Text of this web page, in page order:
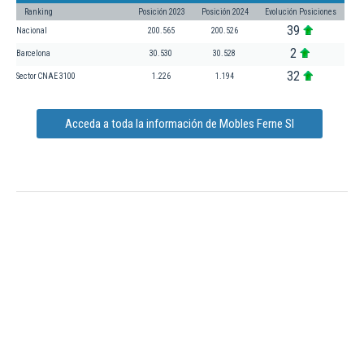
Ranking Posición 2023 Posición 2024 Evolución Posiciones
Nacional 200.565 200.526 39
Barcelona 30.530 30.528 2
Sector CNAE 3100 1.226 1.194 32
Acceda a toda la información de Mobles Ferne Sl